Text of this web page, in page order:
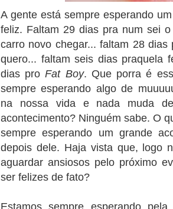
A gente está sempre esperando
feliz. Faltam 29 dias pra num sei
carro novo chegar... faltam 28
quero... faltam seis dias praquela
dias proFat Boy. Que porra é
sempre esperando algo de
na nossa vida e nada muda
acontecimento? Ninguém sabe. O
sempre esperando um grande
depois dele. Haja vista que, logo
aguardar ansiosos pelo próximo
ser felizes de fato?
Estamos sempre esperando